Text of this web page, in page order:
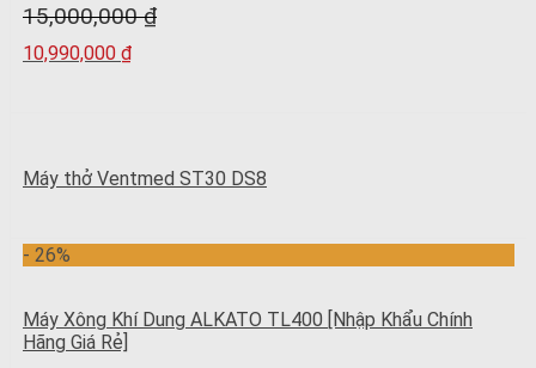
15,000,000₫
10,990,000 ₫
Máy thở Ventmed ST30 DS8
- 26%
Máy Xông Khí Dung ALKATO TL400 [Nhập Khẩu Chính
Hãng Giá Rẻ]